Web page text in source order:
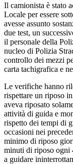
Il camionista è stato
Locale per essere
avesse assunto
due test, un
il personale della
nucleo di Polizia
controllo dei mezzi
carta tachigrafica e
Le verifiche hanno
rispettare un riposo
aveva riposato
attività di guida e
rispetto dei tempi di
occasioni nei
minimo di riposo
minuti di riposo ogni
a guidare